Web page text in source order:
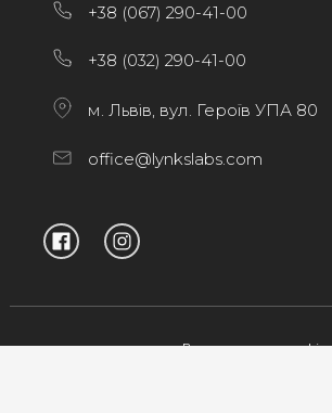
+38 (067) 290-41-00
+38 (032) 290-41-00
м. Львів, вул. Героїв УПА 80
office@lynkslabs.com
Використання cookies